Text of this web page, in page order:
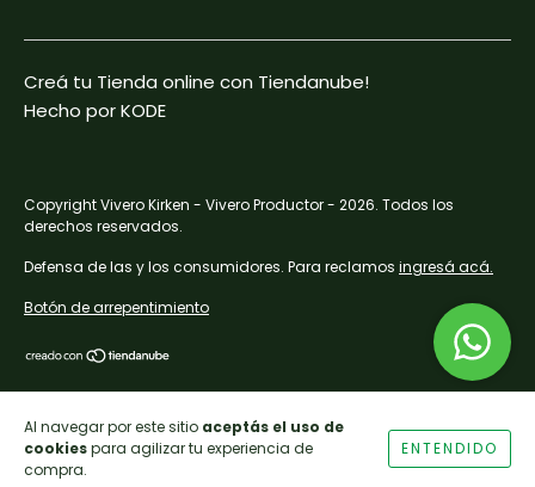
Al navegar por este sitio aceptás el uso de
cookiespara agilizar tu experiencia de
compra.
ENTENDIDO
Creá tu Tienda online con Tiendanube!
Hecho por KODE
Copyright Vivero Kirken - Vivero Productor - 2026. Todos los
derechos reservados.
Defensa de las y los consumidores. Para reclamos ingresá acá.
Botón de arrepentimiento